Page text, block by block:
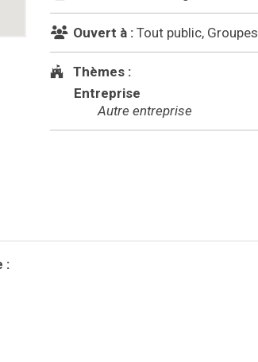
Ouvert à : Tout public, Groupes
Thèmes :
Entreprise
Autre entreprise
: